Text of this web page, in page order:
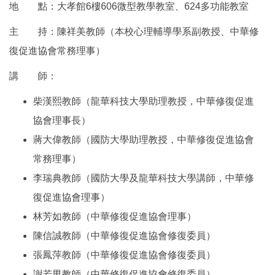
地 點：大孝館6樓606微型教學教室、624多功能教室
主 持：陳祥美教師（本校心理輔導學系副教授、中華修
復促進協會常務理事）
講 師：
柴漢熙教師（龍華科技大學助理教授，中華修復促進
協會理事長）
蔣大偉教師（國防大學助理教授，中華修復促進協會
常務理事）
李瑞典教師（國防大學及龍華科技大學講師，中華修
復促進協會理事）
林芳如教師（中華修復促進協會理事）
陳信誠教師（中華修復促進協會修復委員）
張鳳萍教師（中華修復促進協會修復委員）